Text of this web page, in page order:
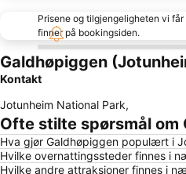
Prisene og tilgjengeligheten vi
finner på bookingsiden.
Galdhøpiggen
Kontakt
Jotunheim National Park,
Ofte stilte spørsmål om
Hva gjør Galdhøpiggen populært i
Hvilke overnattingssteder finnes i
Hvilke andre attraksjoner finnes i